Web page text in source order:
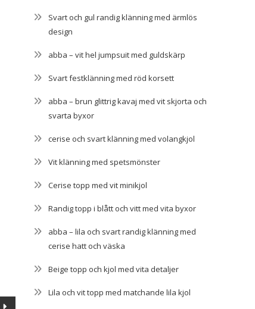
Svart och gul randig klänning med ärmlös
design
abba – vit hel jumpsuit med guldskärp
Svart festklänning med röd korsett
abba – brun glittrig kavaj med vit skjorta och
svarta byxor
cerise och svart klänning med volangkjol
Vit klänning med spetsmönster
Cerise topp med vit minikjol
Randig topp i blått och vitt med vita byxor
abba – lila och svart randig klänning med
cerise hatt och väska
Beige topp och kjol med vita detaljer
Lila och vit topp med matchande lila kjol